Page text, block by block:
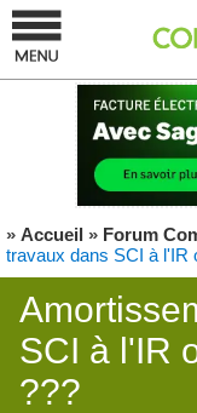
» Accueil » Forum
travaux dans SCI à l'IR
SCI à l'IR
???